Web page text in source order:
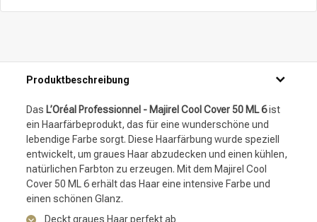
Produktbeschreibung
Das L’Oréal Professionnel - Majirel Cool Cover 50 ML 6ist
ein Haarfärbeprodukt, das für eine wunderschöne und
lebendige Farbe sorgt. Diese Haarfärbung wurde speziell
entwickelt, um graues Haar abzudecken und einen kühlen,
natürlichen Farbton zu erzeugen. Mit dem Majirel Cool
Cover 50 ML 6 erhält das Haar eine intensive Farbe und
einen schönen Glanz.
Deckt graues Haar perfekt ab